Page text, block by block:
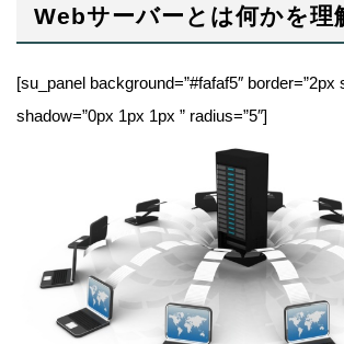
Webサーバーとは何かを理
[su_panel background=”#fafaf5″ border=”2px
shadow=”0px 1px 1px ” radius=”5″]